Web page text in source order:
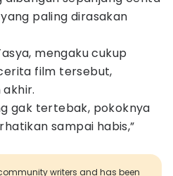
paling dirasakan
mengaku cukup
film tersebut,
gak tertebak, pokoknya
sampai habis,”
writers and has been